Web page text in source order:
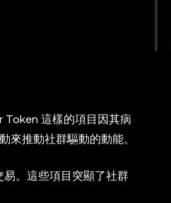
Token 這樣的項目因其病
來推動社群驅動的動能。
。這些項目突顯了社群